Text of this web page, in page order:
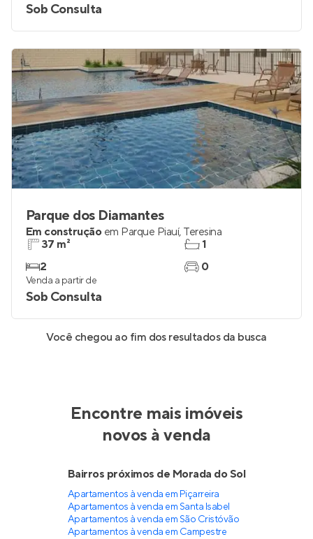
Sob Consulta
Parque dos Diamantes
Em construção em Parque Piauí, Teresina
37 m²
2
1
0
Venda a partir de
Sob Consulta
Você chegou ao fim dos resultados da busca
Encontre mais imóveis
novos à venda
Bairros próximos de Morada do Sol
Apartamentos à venda em Piçarreira
Apartamentos à venda em Santa Isabel
Apartamentos à venda em São Cristóvão
Apartamentos à venda em Campestre